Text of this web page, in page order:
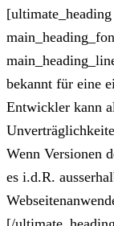
bekannt für eine
Entwickler kann
Wenn Versionen
es i.d.R.